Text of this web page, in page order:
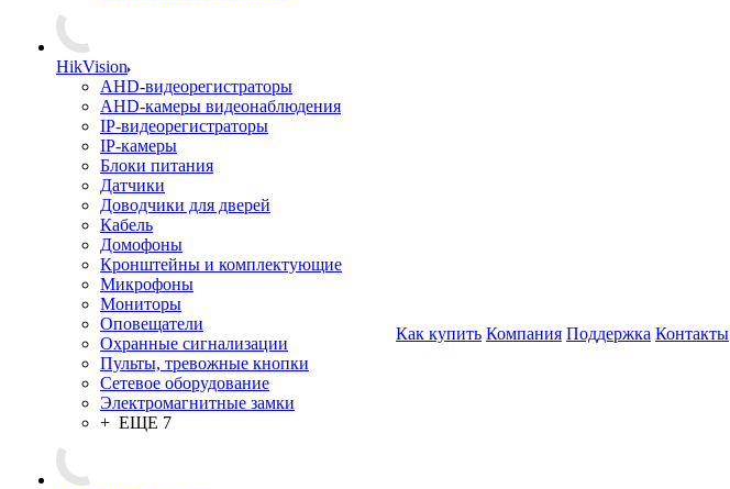
HikVision
AHD-видеорегистраторы
AHD-камеры видеонаблюдения
IP-видеорегистраторы
IP-камеры
Блоки питания
Датчики
Доводчики для дверей
Кабель
Домофоны
Кронштейны и комплектующие
Микрофоны
Мониторы
Оповещатели
Охранные сигнализации
Пульты, тревожные кнопки
Сетевое оборудование
Электромагнитные замки
+ ЕЩЕ 7
Как купить Компания Поддержка Контакты